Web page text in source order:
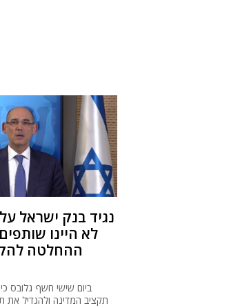
נגיד בנק ישראל
לא היינו
ההחלטה
ביום שישי חשף גלובס